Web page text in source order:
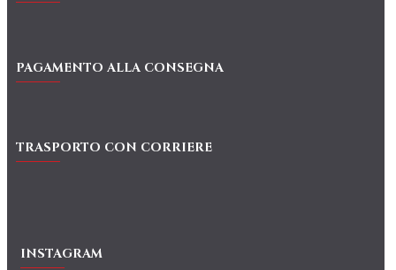
PAGAMENTO ALLA CONSEGNA
TRASPORTO CON CORRIERE
INSTAGRAM